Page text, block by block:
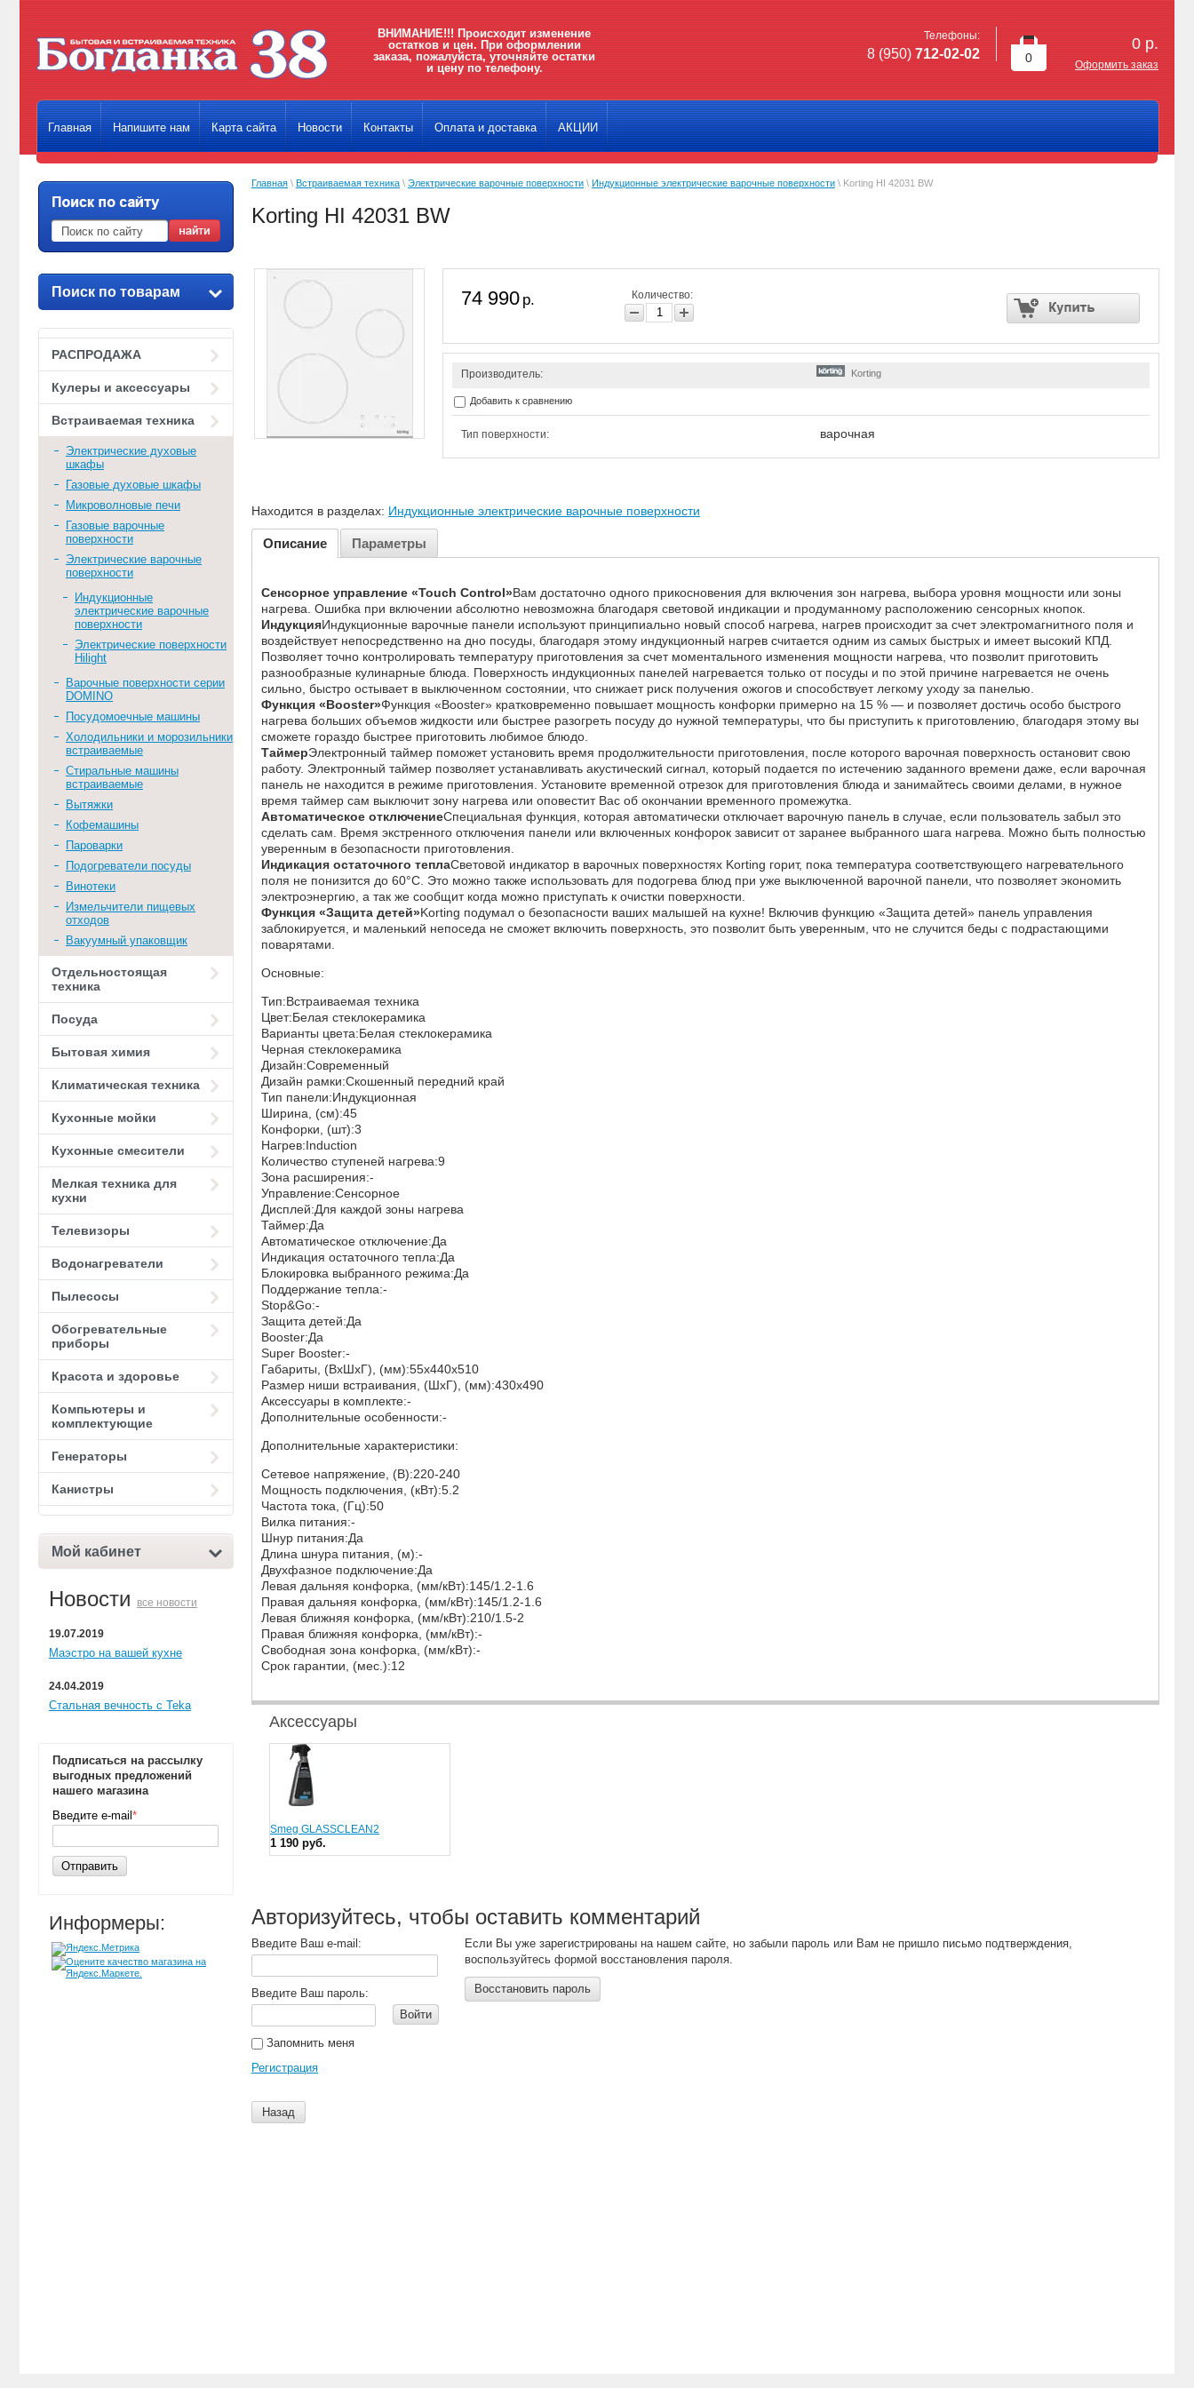
ВНИМАНИЕ!!! Происходит изменение
остатков и цен. При оформлении
заказа, пожалуйста, уточняйте остатки
и цену по телефону.
0
0 р.
Оформить заказ
Телефоны:
8 (950) 712-02-02
Главная Напишите нам Карта сайта Новости Контакты Оплата и доставка АКЦИИ
Поиск по товарам
РАСПРОДАЖА
Кулеры и аксессуары
Встраиваемая техника
Электрические духовые
шкафы
Газовые духовые шкафы
Микроволновые печи
Газовые варочные
поверхности
Электрические варочные
поверхности
Индукционные
электрические варочные
поверхности
Электрические поверхности
Hilight
Варочные поверхности серии
DOMINO
Посудомоечные машины
Холодильники и морозильники
встраиваемые
Стиральные машины
встраиваемые
Вытяжки
Кофемашины
Пароварки
Подогреватели посуды
Винотеки
Измельчители пищевых
отходов
Вакуумный упаковщик
Отдельностоящая
техника
Посуда
Бытовая химия
Климатическая техника
Кухонные мойки
Кухонные смесители
Мелкая техника для
кухни
Телевизоры
Водонагреватели
Пылесосы
Обогревательные
приборы
Красота и здоровье
Компьютеры и
комплектующие
Генераторы
Канистры
Мой кабинет
Новости все новости
19.07.2019
Маэстро на вашей кухне
24.04.2019
Стальная вечность с Teka
Подписаться на рассылку
выгодных предложений
нашего магазина
Введите e-mail *
Отправить
Информеры:
Главная \ Встраиваемая техника \ Электрические варочные поверхности \ Индукционные электрические варочные поверхности \ Korting HI 42031 BW
Korting HI 42031 BW
74 990 р. Количество:
Производитель: Korting
Добавить к сравнению
Тип поверхности: варочная
Находится в разделах: Индукционные электрические варочные поверхности
Описание Параметры
Сенсорное управление «Touch Control»Вам достаточно одного прикосновения для включения зон нагрева, выбора уровня мощности или зоны
нагрева. Ошибка при включении абсолютно невозможна благодаря световой индикации и продуманному расположению сенсорных кнопок.
ИндукцияИндукционные варочные панели используют принципиально новый способ нагрева, нагрев происходит за счет электромагнитного поля и
воздействует непосредственно на дно посуды, благодаря этому индукционный нагрев считается одним из самых быстрых и имеет высокий КПД.
Позволяет точно контролировать температуру приготовления за счет моментального изменения мощности нагрева, что позволит приготовить
разнообразные кулинарные блюда. Поверхность индукционных панелей нагревается только от посуды и по этой причине нагревается не очень
сильно, быстро остывает в выключенном состоянии, что снижает риск получения ожогов и способствует легкому уходу за панелью.
Функция «Booster»Функция «Booster» кратковременно повышает мощность конфорки примерно на 15 % — и позволяет достичь особо быстрого
нагрева больших объемов жидкости или быстрее разогреть посуду до нужной температуры, что бы приступить к приготовлению, благодаря этому вы
сможете гораздо быстрее приготовить любимое блюдо.
ТаймерЭлектронный таймер поможет установить время продолжительности приготовления, после которого варочная поверхность остановит свою
работу. Электронный таймер позволяет устанавливать акустический сигнал, который подается по истечению заданного времени даже, если варочная
панель не находится в режиме приготовления. Установите временной отрезок для приготовления блюда и занимайтесь своими делами, в нужное
время таймер сам выключит зону нагрева или оповестит Вас об окончании временного промежутка.
Автоматическое отключениеСпециальная функция, которая автоматически отключает варочную панель в случае, если пользователь забыл это
сделать сам. Время экстренного отключения панели или включенных конфорок зависит от заранее выбранного шага нагрева. Можно быть полностью
уверенным в безопасности приготовления.
Индикация остаточного теплаСветовой индикатор в варочных поверхностях Korting горит, пока температура соответствующего нагревательного
поля не понизится до 60°С. Это можно также использовать для подогрева блюд при уже выключенной варочной панели, что позволяет экономить
электроэнергию, а так же сообщит когда можно приступать к очистки поверхности.
Функция «Защита детей»Korting подумал о безопасности ваших малышей на кухне! Включив функцию «Защита детей» панель управления
заблокируется, и маленький непоседа не сможет включить поверхность, это позволит быть уверенным, что не случится беды с подрастающими
поварятами.
Основные:
Тип:Встраиваемая техника
Цвет:Белая стеклокерамика
Варианты цвета:Белая стеклокерамика
Черная стеклокерамика
Дизайн:Современный
Дизайн рамки:Скошенный передний край
Тип панели:Индукционная
Ширина, (см):45
Конфорки, (шт):3
Нагрев:Induction
Количество ступеней нагрева:9
Зона расширения:-
Управление:Сенсорное
Дисплей:Для каждой зоны нагрева
Таймер:Да
Автоматическое отключение:Да
Индикация остаточного тепла:Да
Блокировка выбранного режима:Да
Поддержание тепла:-
Stop&Go:-
Защита детей:Да
Booster:Да
Super Booster:-
Габариты, (ВхШхГ), (мм):55x440x510
Размер ниши встраивания, (ШхГ), (мм):430x490
Аксессуары в комплекте:-
Дополнительные особенности:-
Дополнительные характеристики:
Сетевое напряжение, (В):220-240
Мощность подключения, (кВт):5.2
Частота тока, (Гц):50
Вилка питания:-
Шнур питания:Да
Длина шнура питания, (м):-
Двухфазное подключение:Да
Левая дальняя конфорка, (мм/кВт):145/1.2-1.6
Правая дальняя конфорка, (мм/кВт):145/1.2-1.6
Левая ближняя конфорка, (мм/кВт):210/1.5-2
Правая ближняя конфорка, (мм/кВт):-
Свободная зона конфорка, (мм/кВт):-
Срок гарантии, (мес.):12
Аксессуары
Smeg GLASSCLEAN2
1 190 руб.
Авторизуйтесь, чтобы оставить комментарий
Введите Ваш e-mail:
Введите Ваш пароль:
Войти
Запомнить меня
Регистрация
Если Вы уже зарегистрированы на нашем сайте, но забыли пароль или Вам не пришло письмо подтверждения,
воспользуйтесь формой восстановления пароля.
Восстановить пароль
Назад